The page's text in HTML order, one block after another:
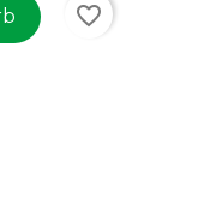
favorite_border